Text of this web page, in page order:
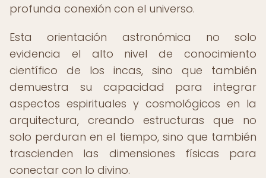
profunda conexión con el universo.
Esta orientación astronómica no solo
evidencia el alto nivel de conocimiento
científico de los incas, sino que también
demuestra su capacidad para integrar
aspectos espirituales y cosmológicos en la
arquitectura, creando estructuras que no
solo perduran en el tiempo, sino que también
trascienden las dimensiones físicas para
conectar con lo divino.